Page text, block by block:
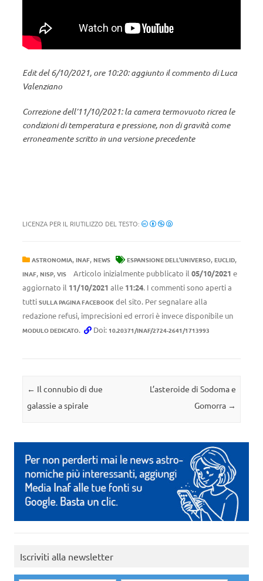
Edit del 6/10/2021, ore 10:20: aggiunto il commento di Luca
Valenziano
Correzione dell’11/10/2021: la camera termovuoto ricrea le
condizioni di temperatura e pressione, non di gravità come
erroneamente scritto in una versione precedente
LICENZA PER IL RIUTILIZZO DEL TESTO:
ASTRONOMIA, INAF, NEWS ESPANSIONE DELL'UNIVERSO, EUCLID,
INAF, NISP, VIS Articolo inizialmente pubblicato il 05/10/2021 e
aggiornato il 11/10/2021 alle 11:24. I commenti sono aperti a
tutti SULLA PAGINA FACEBOOK del sito. Per segnalare alla
redazione refusi, imprecisioni ed errori è invece disponibile un
MODULO DEDICATO. Doi: 10.20371/INAF/2724-2641/1713993
Navigazione articolo
← Il connubio di due
galassie a spirale
L’asteroide di Sodoma e
Gomorra →
Iscriviti alla newsletter